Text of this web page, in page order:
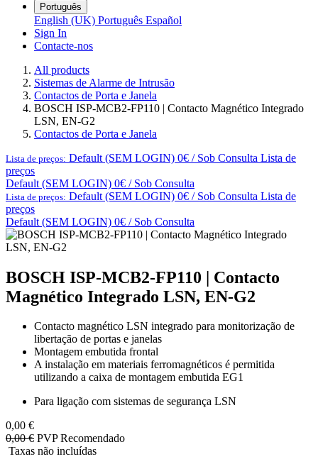
Português
English (UK) Português Español
Sign In
Contacte-nos
All products
Sistemas de Alarme de Intrusão
Contactos de Porta e Janela
BOSCH ISP-MCB2-FP110 | Contacto Magnético Integrado
LSN, EN-G2
Contactos de Porta e Janela
Lista de preços: Default (SEM LOGIN) 0€ / Sob Consulta Lista de
preços
Default (SEM LOGIN) 0€ / Sob Consulta
Lista de preços: Default (SEM LOGIN) 0€ / Sob Consulta Lista de
preços
Default (SEM LOGIN) 0€ / Sob Consulta
BOSCH ISP-MCB2-FP110 | Contacto
Magnético Integrado LSN, EN-G2
Contacto magnético LSN integrado para monitorização de
libertação de portas e janelas
Montagem embutida frontal
A instalação em materiais ferromagnéticos é permitida
utilizando a caixa de montagem embutida EG1
Para ligação com sistemas de segurança LSN
0,00 €
0,00€ PVP Recomendado
Taxas não incluídas